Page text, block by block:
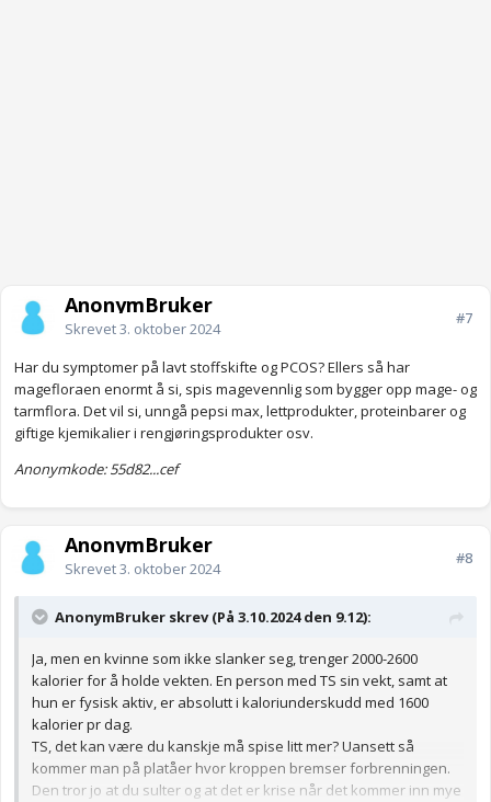
AnonymBruker
Skrevet3. oktober 2024
#7
Har du symptomer på lavt stoffskifte og PCOS? Ellers så har
magefloraen enormt å si, spis magevennlig som bygger opp mage- og
tarmflora. Det vil si, unngå pepsi max, lettprodukter, proteinbarer og
giftige kjemikalier i rengjøringsprodukter osv.
Anonymkode: 55d82...cef
AnonymBruker
Skrevet3. oktober 2024
#8
AnonymBruker skrev (På 3.10.2024 den 9.12):
Ja, men en kvinne som ikke slanker seg, trenger 2000-2600
kalorier for å holde vekten. En person med TS sin vekt, samt at
hun er fysisk aktiv, er absolutt i kaloriunderskudd med 1600
kalorier pr dag.
TS, det kan være du kanskje må spise litt mer? Uansett så
kommer man på platåer hvor kroppen bremser forbrenningen.
Den tror jo at du sulter og at det er krise når det kommer inn mye